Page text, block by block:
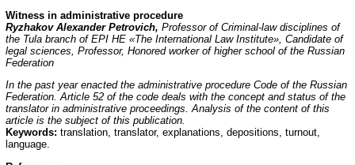
Witness in administrative procedure
Ryzhakov Alexander Petrovich, Professor of Criminal-law disciplines of
the Tula branch of EРI HE «The International Law Institute», Candidate of
legal sciences, Professor, Honored worker of higher school of the Russian
Federation
In the past year enacted the administrative procedure Code of the Russian
Federation. Article 52 of the code deals with the concept and status of the
translator in administrative proceedings. Analysis of the content of this
article is the subject of this publication.
Keywords: translation, translator, explanations, depositions, turnout,
language.